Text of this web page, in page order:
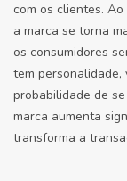
com os clientes.
a marca se torna
os consumidores
tem personalidade,
probabilidade de
marca aumenta
transforma a